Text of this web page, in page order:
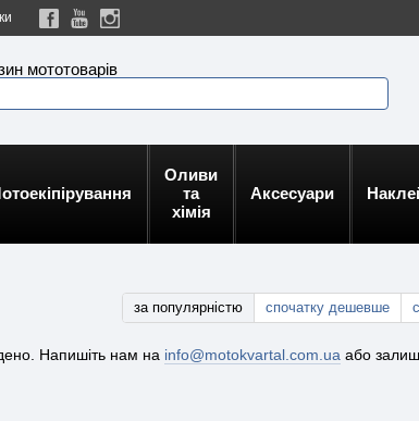
мототоварів
Оливи
та
хімія
Аксесуари
за популярністю спочатку дешевше
Напишіть нам на info@motokvartal.com.ua або